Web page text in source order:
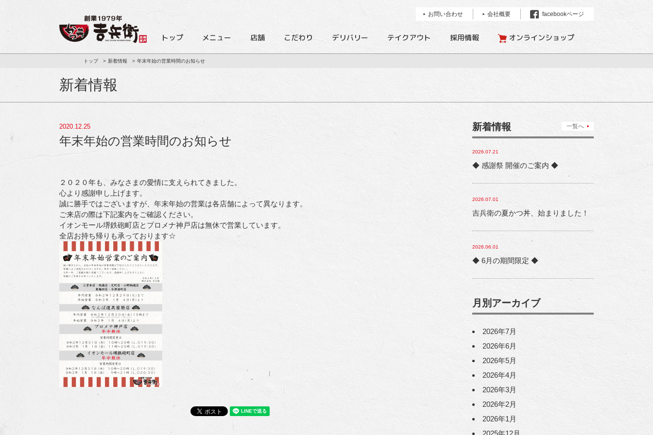
トップ メニュー 店舗 こだわり デリバリー テイクアウト 採用情報 オンラインショップ
お問い合わせ 会社概要 facebookページ
トップ 新着情報 年末年始の営業時間のお知らせ
新着情報
2020.12.25
年末年始の営業時間のお知らせ
２０２０年も、みなさまの愛情に支えられてきました。
心より感謝申し上げます。
誠に勝手ではございますが、年末年始の営業は各店舗によって異なります。
ご来店の際は下記案内をご確認ください。
イオンモール堺鉄砲町店とプロメナ神戸店は無休で営業しています。
全店お持ち帰りも承っております☆
新着情報 一覧へ
2026.07.21
◆ 感謝祭 開催のご案内 ◆
2026.07.01
吉兵衛の夏かつ丼、始まりました！
2026.06.01
◆ 6月の期間限定 ◆
月別アーカイブ
2026年7月
2026年6月
2026年5月
2026年4月
2026年3月
2026年2月
2026年1月
2025年12月